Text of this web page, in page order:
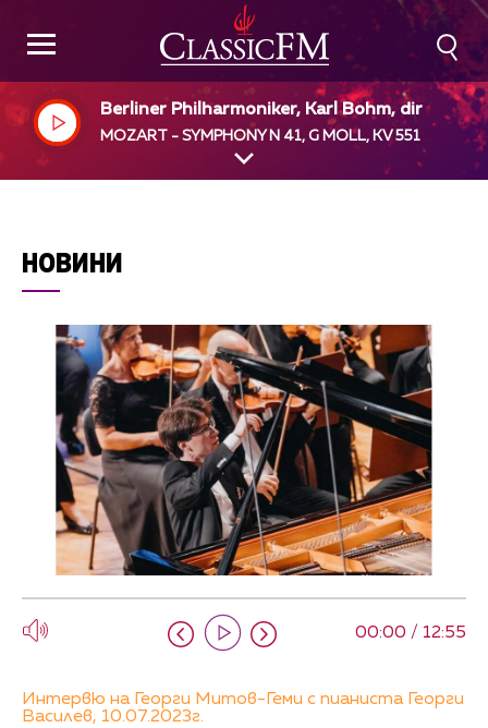
Berliner Philharmoniker, Karl Bohm, dir
MOZART - SYMPHONY N 41, G MOLL, KV 551
НОВИНИ
00:00 / 12:55
Интервю на Георги Митов-Геми с пианиста Георги
Василев, 10.07.2023г.